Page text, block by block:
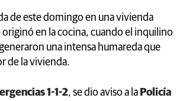
de este domingo en una vivienda
originó en la cocina, cuando el inquilino
una intensa humareda que
de la vivienda.
1-1-2, se dio aviso a la Policía